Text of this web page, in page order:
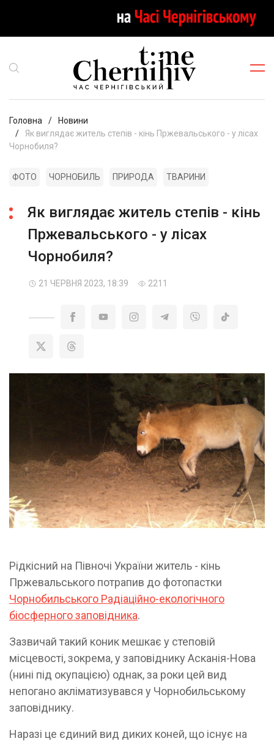
Головна
Новини
Як виглядає житель степів - кінь Пржевальського - у лісах
Чорнобиля?
ФОТО ЧОРНОБИЛЬ ПРИРОДА ТВАРИНИ
Як виглядає житель степів - кінь
Пржевальського - у лісах
Чорнобиля?
21 ЧЕРВНЯ 2023, 18:39 2211
Рідкісний на Півночі України житель - кінь
Пржевальського потрапив до фотопастки
Чорнобильського Радіаційно-екологічного
біосферного заповідника.
Зазвичай такий коник мешкає у степовій
місцевості, зокрема, у заповіднику Асканія-Нова
(нині під окупацією) однак, за роки цей вид
непогано акліматизувався у Чорнобильському
заповіднику.
Наразі це єдиний вид диких коней, що існує на